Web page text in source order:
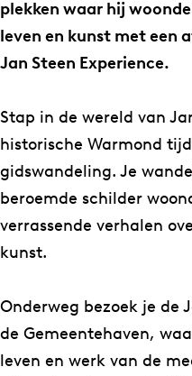
n
-
w
n
d
e
l
i
m
e
t
e
e
n
w
a
n
d
e
n
g
m
e
e
n
w
a
n
d
e
n
g
m
plekken waar hij
leven en kunst met een
Jan Steen Experience.
Stap in de wereld van
historische Warmond
gidswandeling. Je
beroemde schilder
verrassende verhalen
kunst.
Onderweg bezoek je de
de Gemeentehaven,
leven en werk van de